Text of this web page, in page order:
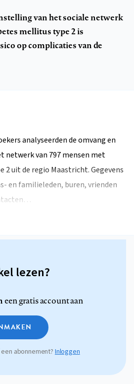
van het sociale netwerk
mellitus type 2 is
op complicaties van de
analyseerden de omvang en
netwerk van 797 mensen met
uit de regio Maastricht. Gegevens
en familieleden, buren, vrienden
lezen?
een gratis account aan
abonnement? Inloggen